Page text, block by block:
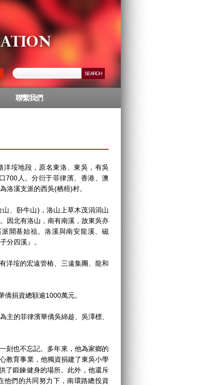
垵地段，原名東洛、東吳，有吳
700人。分衍于菲律濱、香港、澳
洛溪支派的西吳(栖梧)村。
卧牛山)，洛山上草木茂涓涓山
因北有洛山，南有南溪，故東吳亦
開基始祖。洛溪與南安龍溪、磁
分四溪』。
垵的宏遠管樁、三遠集團、龍和
捐資總額逾1000萬元。
的菲律濱華僑吳綿趁、吳澤標、
也不忘記。多年來，他為家鄉的
教育事業，他獨資捐建了東吳小學
了鍛鍊健身的場所。此外，他還斥
他們的共同努力下，南環路總投資
聯繫我們